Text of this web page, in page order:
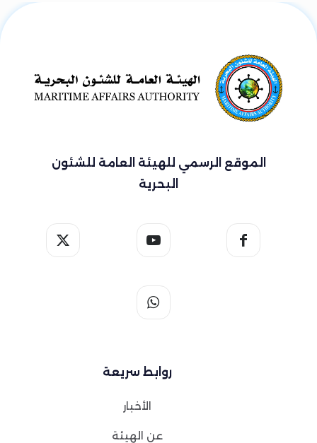
الموقع الرسمي للهيئة العامة للشئون
البحرية
روابط سريعة
الأخبار
عن الهيئة